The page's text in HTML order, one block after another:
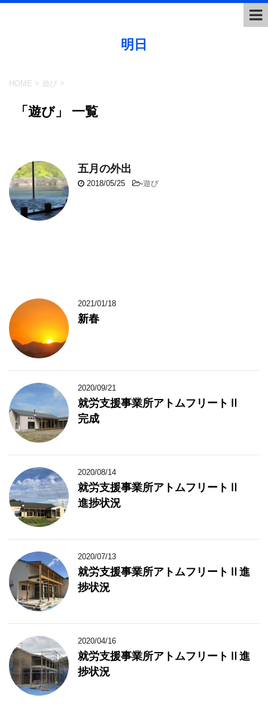
明日
HOME > 遊び >
「遊び」 一覧
五月の外出
2018/05/25 -遊び
2021/01/18
新春
2020/09/21
就労支援事業所アトムフリートⅡ
完成
2020/08/14
就労支援事業所アトムフリートⅡ
進捗状況
2020/07/13
就労支援事業所アトムフリートⅡ進
捗状況
2020/04/16
就労支援事業所アトムフリートⅡ進
捗状況